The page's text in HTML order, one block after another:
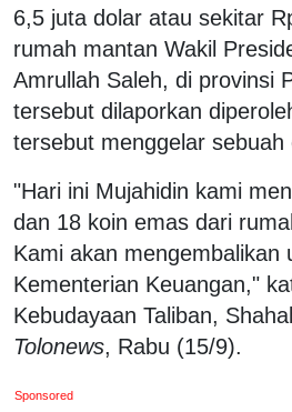
6,5 juta dolar atau sekitar
rumah mantan Wakil
Amrullah Saleh, di provinsi
tersebut dilaporkan
tersebut menggelar sebuah
"Hari ini Mujahidin kami
dan 18 koin emas dari
Kami akan mengembalikan
Kementerian Keuangan,"
Kebudayaan Taliban,
Tolonews, Rabu (15/9).
Sponsored